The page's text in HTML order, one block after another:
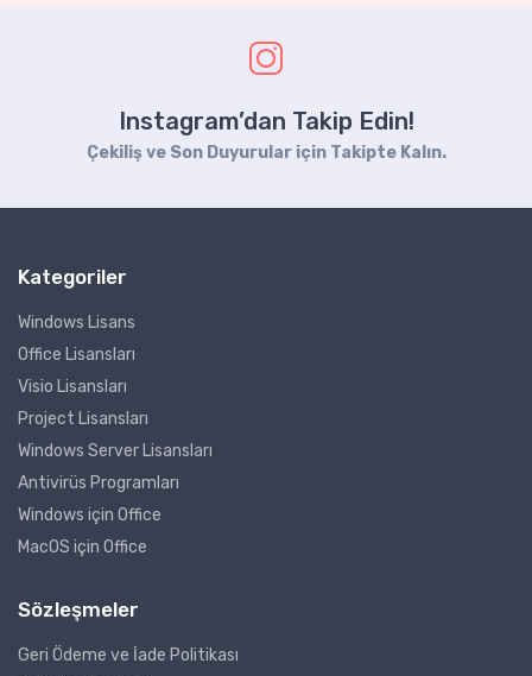
Instagram’dan Takip Edin!
Çekiliş ve Son Duyurular için Takipte Kalın.
Kategoriler
Windows Lisans
Office Lisansları
Visio Lisansları
Project Lisansları
Windows Server Lisansları
Antivirüs Programları
Windows için Office
MacOS için Office
Sözleşmeler
Geri Ödeme ve İade Politikası